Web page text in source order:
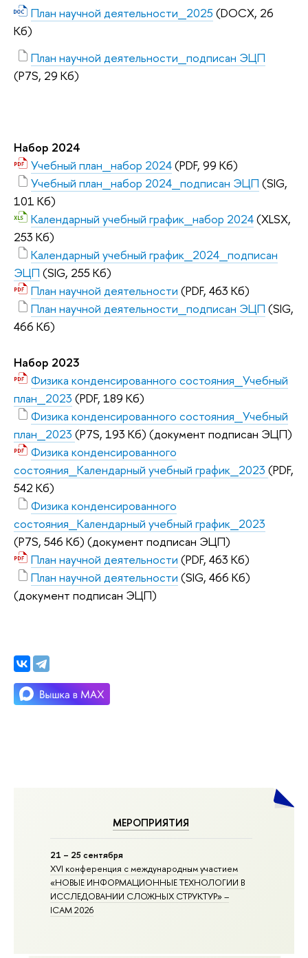
МЕРОПРИЯТИЯ
21 – 25 сентября
XVI конференция с международным участием
«НОВЫЕ ИНФОРМАЦИОННЫЕ ТЕХНОЛОГИИ В
ИССЛЕДОВАНИИ СЛОЖНЫХ СТРУКТУР» –
ICAM 2026
План научной деятельности_2025 (DOCX, 26
Кб)
План научной деятельности_подписан ЭЦП
(P7S, 29 Кб)
Набор 2024
Учебный план_набор 2024(PDF, 99 Кб)
Учебный план_набор 2024_подписан ЭЦП (SIG,
101 Кб)
Календарный учебный график_набор 2024(XLSX,
253 Кб)
Календарный учебный график_2024_подписан
ЭЦП (SIG, 255 Кб)
План научной деятельности (PDF, 463 Кб)
План научной деятельности_подписан ЭЦП (SIG,
466 Кб)
Набор 2023
Физика конденсированного состояния_Учебный
план_2023 (PDF, 189 Кб)
Физика конденсированного состояния_Учебный
план_2023 (P7S, 193 Кб) (документ подписан ЭЦП)
Физика конденсированного
состояния_Календарный учебный график_2023 (PDF,
542 Кб)
Физика конденсированного
состояния_Календарный учебный график_2023
(P7S, 546 Кб) (документ подписан ЭЦП)
План научной деятельности (PDF, 463 Кб)
План научной деятельности (SIG, 466 Кб)
(документ подписан ЭЦП)